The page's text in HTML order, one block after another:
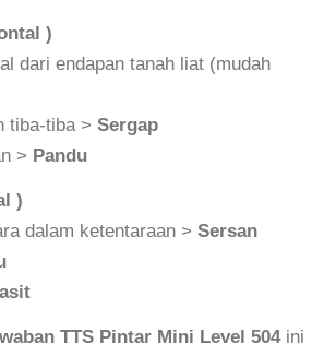
)
dari endapan tanah liat (mudah
tiba-tiba > Sergap
> Pandu
)
dalam ketentaraan > Sersan
TTS Pintar Mini Level 504ini